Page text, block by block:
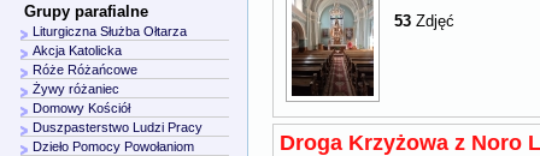
53 Zdjęć
Droga Krzyżowa z Noro
Grupy parafialne
Liturgiczna Służba Ołtarza
Akcja Katolicka
Róże Różańcowe
Żywy różaniec
Domowy Kościół
Duszpasterstwo Ludzi Pracy
Dzieło Pomocy Powołaniom